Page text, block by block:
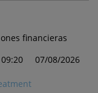
financieras
09:20
07/08/2026